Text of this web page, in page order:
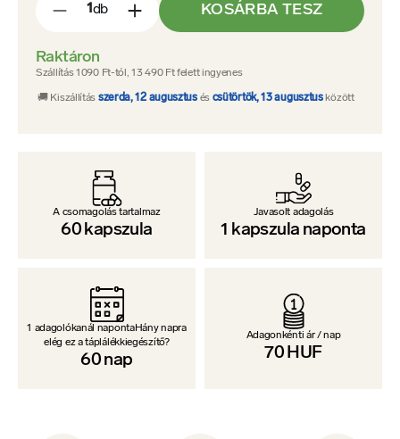
- db KOSÁRBA TESZ
Raktáron
Szállítás 1090 Ft-tól, 13 490 Ft felett ingyenes
🚚 Kiszállítás szerda, 12 augusztus és csütörtök, 13 augusztus között
A csomagolás tartalmaz
60 kapszula
Javasolt adagolás
1 kapszula naponta
1 adagolókanál napontaHány napra
elég ez a táplálékkiegészítő?
60 nap
Adagonkénti ár / nap
70 HUF